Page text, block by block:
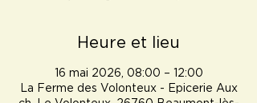
Heure et lieu
16 mai 2026, 08:00 – 12:00
La Ferme des Volonteux - Epicerie Aux